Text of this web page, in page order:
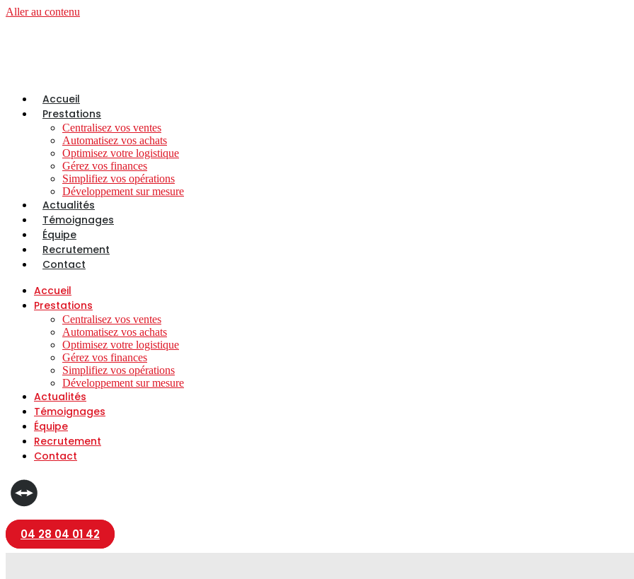
Aller au contenu
Accueil
Prestations
Centralisez vos ventes
Automatisez vos achats
Optimisez votre logistique
Gérez vos finances
Simplifiez vos opérations
Développement sur mesure
Actualités
Témoignages
Équipe
Recrutement
Contact
Accueil
Prestations
Centralisez vos ventes
Automatisez vos achats
Optimisez votre logistique
Gérez vos finances
Simplifiez vos opérations
Développement sur mesure
Actualités
Témoignages
Équipe
Recrutement
Contact
04 28 04 01 42